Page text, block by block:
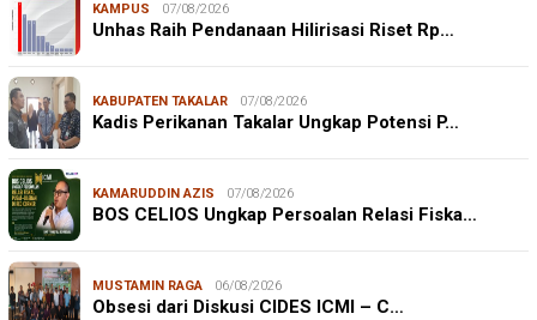
KAMPUS 07/08/2026
Unhas Raih Pendanaan Hilirisasi Riset Rp…
KABUPATEN TAKALAR 07/08/2026
Kadis Perikanan Takalar Ungkap Potensi P…
KAMARUDDIN AZIS 07/08/2026
BOS CELIOS Ungkap Persoalan Relasi Fiska…
MUSTAMIN RAGA 06/08/2026
Obsesi dari Diskusi CIDES ICMI – C…